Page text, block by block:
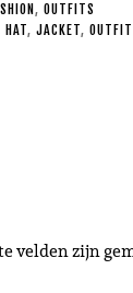
, OUTFITS
HAT, JACKET, OUTFIT
velden zijn